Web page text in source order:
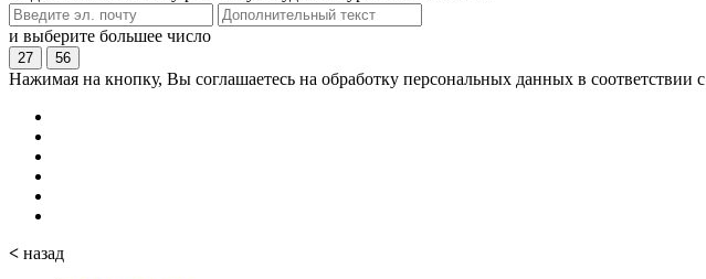
и выберите большее число
27 56
Нажимая на кнопку, Вы соглашаетесь на обработку персональных данных в соответствии с
< назад